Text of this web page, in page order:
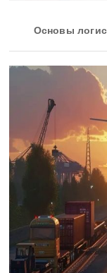
Основы